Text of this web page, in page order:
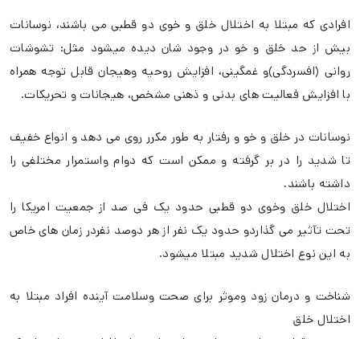
افرادی که مبتلا به اختلال خلق و خوی دو قطبی می باشند، نوسانات
بيش از حد خلق و خو در وجود شان ديده ميشود مثل: تشوشات
روانی (افسردگی)و غمگينی، افزايش روحيه وهيجان قابل توجه همراه
با افزايش فعاليت های بدنی و ذهنی مشخص، هيجانات و تحريکات.
نوسانات در خلق و خو و رفتار به طور مکرر روی می دهد و انواع خفيف
تا شديد را در بر گرفته و ممکن است که دوام واستمرار مختلفی را
داشته باشند.
اختلال خلق وخوی دو قطبی حدود يک فی صد از جمعيت امریکا را
تحت تآثير می گذاردو حدود يک نفر از هر دوصد نفردر زمان های خاص
به اين نوع اختلال شديد مبتلا ميشود.
شناخت و درمان زود وموثر برای صحت وسلامت آينده افراد مبتلا به
اختلال خلق